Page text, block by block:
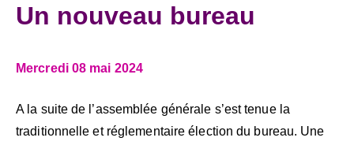
Un nouveau bureau
Mercredi 08 mai 2024
A la suite de l’assemblée générale s’est tenue la
traditionnelle et réglementaire élection du bureau. Une